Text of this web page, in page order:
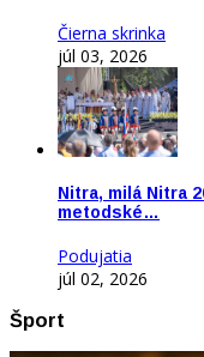
Čierna skrinka
júl 03, 2026
Nitra, milá Nitra
metodské…
Podujatia
júl 02, 2026
Šport